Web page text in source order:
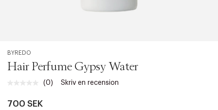
BYREDO
Hair Perfume Gypsy Water
Inget
(0) Skriv en recension
700 SEK